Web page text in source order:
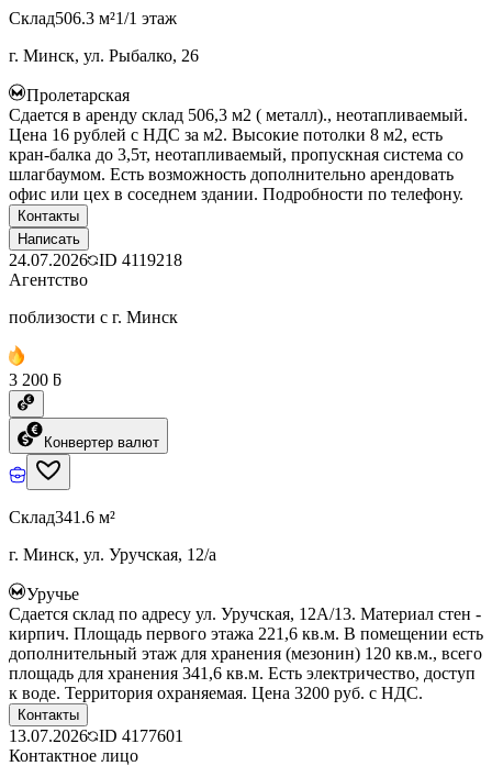
Склад506.3 м²1/1 этаж
г. Минск, ул. Рыбалко, 26
Пролетарская
Сдается в аренду склад 506,3 м2 ( металл)., неотапливаемый.
Цена 16 рублей с НДС за м2. Высокие потолки 8 м2, есть
кран-балка до 3,5т, неотапливаемый, пропускная система со
шлагбаумом. Есть возможность дополнительно арендовать
офис или цех в соседнем здании. Подробности по телефону.
Контакты
Написать
24.07.2026 ID 4119218
Агентство
поблизости с г. Минск
3 200 ƃ
Конвертер валют
Склад341.6 м²
г. Минск, ул. Уручская, 12/а
Уручье
Сдается склад по адресу ул. Уручская, 12А/13. Материал стен -
кирпич. Площадь первого этажа 221,6 кв.м. В помещении есть
дополнительный этаж для хранения (мезонин) 120 кв.м., всего
площадь для хранения 341,6 кв.м. Есть электричество, доступ
к воде. Территория охраняемая. Цена 3200 руб. с НДС.
Контакты
13.07.2026 ID 4177601
Контактное лицо